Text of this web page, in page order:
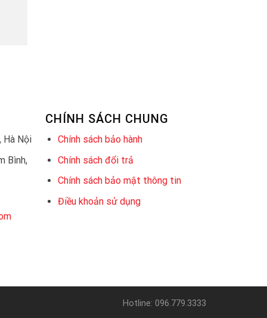
Hà Nội
Bình,
CHÍNH SÁCH CHUNG
Chính sách bảo hành
Chính sách đổi trả
Chính sách bảo mật thông tin
Điều khoản sử dụng
Hotline: 096.779.3333